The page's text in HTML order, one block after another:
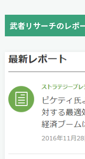
武者リサーチのレポ